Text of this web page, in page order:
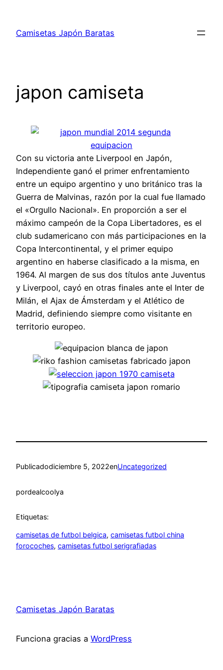
contenido
Camisetas Japón Baratas
japon camiseta
Con su victoria ante Liverpool en Japón,
Independiente ganó el primer enfrentamiento
entre un equipo argentino y uno británico tras la
Guerra de Malvinas, razón por la cual fue llamado
el «Orgullo Nacional». En proporción a ser el
máximo campeón de la Copa Libertadores, es el
club sudamericano con más participaciones en la
Copa Intercontinental, y el primer equipo
argentino en haberse clasificado a la misma, en
1964. Al margen de sus dos títulos ante Juventus
y Liverpool, cayó en otras finales ante el Inter de
Milán, el Ajax de Ámsterdam y el Atlético de
Madrid, definiendo siempre como visitante en
territorio europeo.
Publicadodiciembre 5, 2022enUncategorized
pordealcoolya
Etiquetas:
camisetas de futbol belgica, camisetas futbol china
forocoches, camisetas futbol serigrafiadas
Camisetas Japón Baratas
Funciona gracias a WordPress